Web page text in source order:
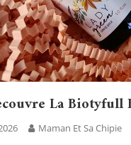
La Biotyfull
Maman Et Sa Chipie